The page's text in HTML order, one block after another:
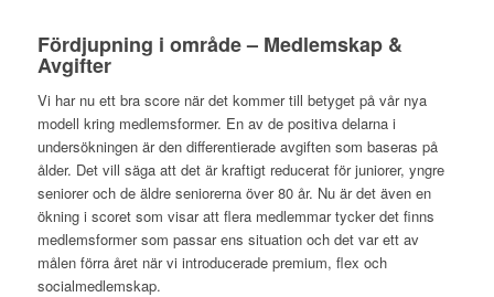
Fördjupning i område – Medlemskap &
Avgifter
Vi har nu ett bra score när det kommer till betyget på vår nya
modell kring medlemsformer. En av de positiva delarna i
undersökningen är den differentierade avgiften som baseras på
ålder. Det vill säga att det är kraftigt reducerat för juniorer, yngre
seniorer och de äldre seniorerna över 80 år. Nu är det även en
ökning i scoret som visar att flera medlemmar tycker det finns
medlemsformer som passar ens situation och det var ett av
målen förra året när vi introducerade premium, flex och
socialmedlemskap.